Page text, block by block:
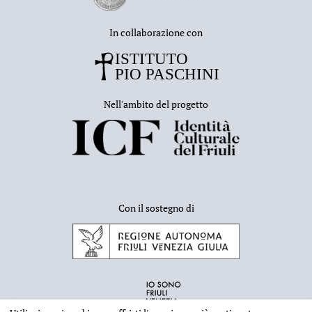
In collaborazione con
Nell'ambito del progetto
Con il sostegno di